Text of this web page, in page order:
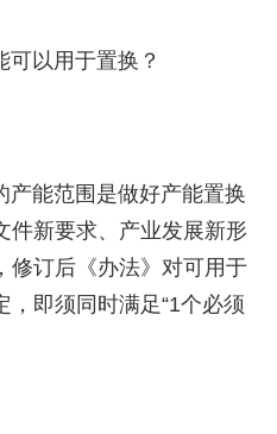
可以用于置换？
产能范围是做好产能置换
件新要求、产业发展新形
修订后《办法》对可用于
即须同时满足“1个必须